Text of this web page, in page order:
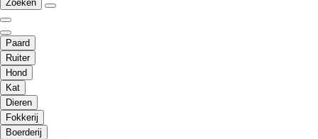
Zoeken
Paard
Ruiter
Hond
Kat
Dieren
Fokkerij
Boerderij